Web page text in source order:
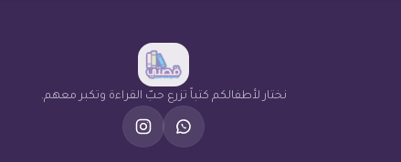
نختار لأطفالكم كتباً تزرع حبّ القراءة وتكبر معهم.